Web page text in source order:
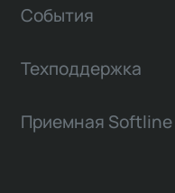
События
Техподдержка
Приемная Softline